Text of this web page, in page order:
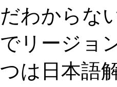
だわからな
でリージョ
つは日本語